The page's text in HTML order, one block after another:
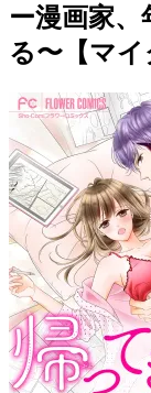
ー漫画家
る〜【マイ